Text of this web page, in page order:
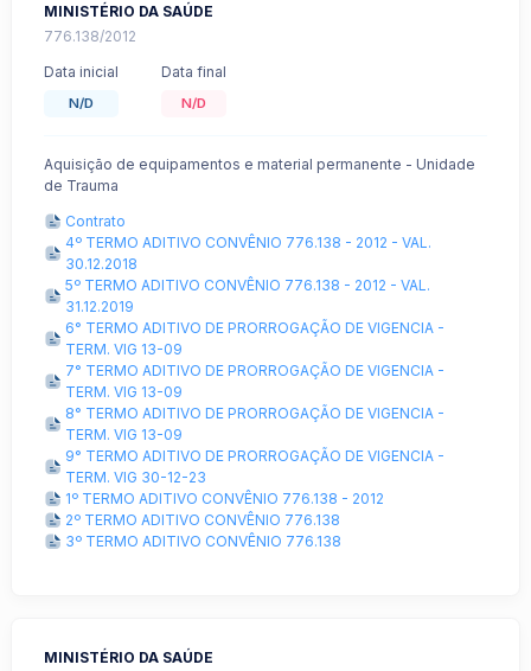
MINISTÉRIO DA SAÚDE
776.138/2012
Data inicial
N/D
Data final
N/D
Aquisição de equipamentos e material permanente - Unidade
de Trauma
Contrato
4º TERMO ADITIVO CONVÊNIO 776.138 - 2012 - VAL.
30.12.2018
5º TERMO ADITIVO CONVÊNIO 776.138 - 2012 - VAL.
31.12.2019
6° TERMO ADITIVO DE PRORROGAÇÃO DE VIGENCIA -
TERM. VIG 13-09
7° TERMO ADITIVO DE PRORROGAÇÃO DE VIGENCIA -
TERM. VIG 13-09
8° TERMO ADITIVO DE PRORROGAÇÃO DE VIGENCIA -
TERM. VIG 13-09
9° TERMO ADITIVO DE PRORROGAÇÃO DE VIGENCIA -
TERM. VIG 30-12-23
1º TERMO ADITIVO CONVÊNIO 776.138 - 2012
2º TERMO ADITIVO CONVÊNIO 776.138
3º TERMO ADITIVO CONVÊNIO 776.138
MINISTÉRIO DA SAÚDE